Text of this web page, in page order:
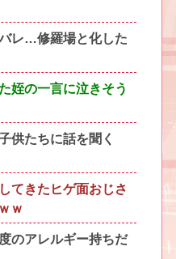
レ…修羅場と化した
姪の一言に泣きそう
供たちに話を聞く
てきたヒゲ面おじさ
ｗ
のアレルギー持ちだ